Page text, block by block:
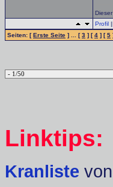
Profil ||
Seiten: [Erste Seite ] ... [3 ] [4 ] [5
Linktips:
Kranliste